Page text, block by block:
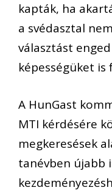
kapták, ha
a svédasztal
választást
képességüket
A HunGast
MTI kérdésére
megkeresések
tanévben újabb